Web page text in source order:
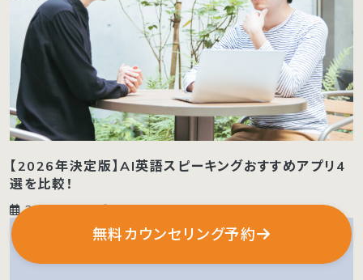
【2026年決定版】AI英語スピーキングおすすめアプリ4
選を比較！
2026-06-08 2026-06-08
無料カウンセリング予約